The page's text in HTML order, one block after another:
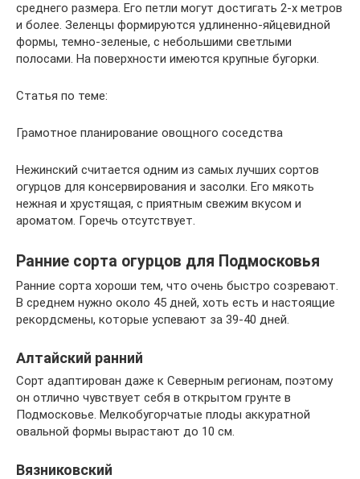
среднего размера. Его петли могут достигать 2-х метров
и более. Зеленцы формируются удлиненно-яйцевидной
формы, темно-зеленые, с небольшими светлыми
полосами. На поверхности имеются крупные бугорки.
Статья по теме:
Грамотное планирование овощного соседства
Нежинский считается одним из самых лучших сортов
огурцов для консервирования и засолки. Его мякоть
нежная и хрустящая, с приятным свежим вкусом и
ароматом. Горечь отсутствует.
Ранние сорта огурцов для Подмосковья
Ранние сорта хороши тем, что очень быстро созревают.
В среднем нужно около 45 дней, хоть есть и настоящие
рекордсмены, которые успевают за 39-40 дней.
Алтайский ранний
Сорт адаптирован даже к Северным регионам, поэтому
он отлично чувствует себя в открытом грунте в
Подмосковье. Мелкобугорчатые плоды аккуратной
овальной формы вырастают до 10 см.
Вязниковский